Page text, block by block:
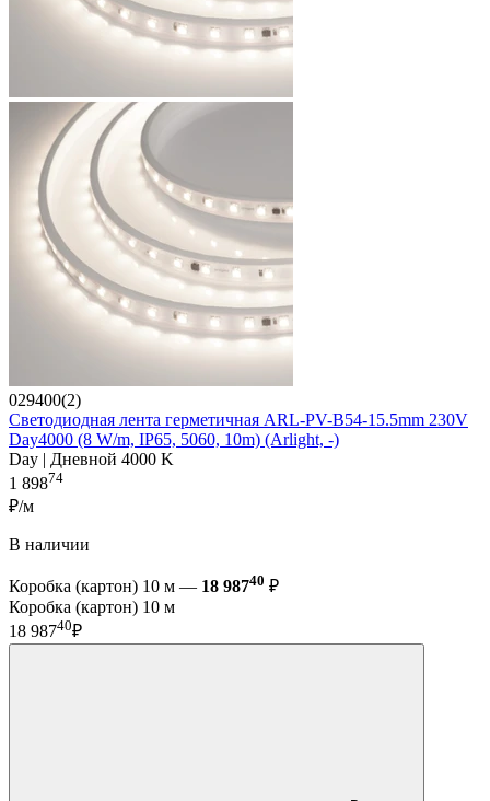
029400(2)
Светодиодная лента герметичная ARL-PV-B54-15.5mm 230V
Day4000 (8 W/m, IP65, 5060, 10m) (Arlight, -)
Day | Дневной 4000 K
1 89874
₽/м
В наличии
Коробка (картон) 10 м — 18 98740 ₽
Коробка (картон) 10 м
18 98740₽